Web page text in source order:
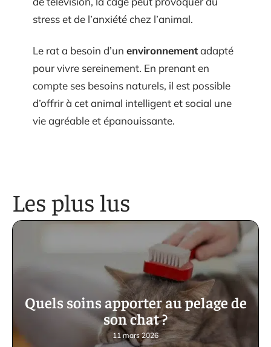
stress et de l’anxiété chez l’animal.
Le rat a besoin d’un environnementadapté
pour vivre sereinement. En prenant en
compte ses besoins naturels, il est possible
d’offrir à cet animal intelligent et social une
vie agréable et épanouissante.
Les plus lus
Quels soins apporter au pelage de
son chat ?
11 mars 2026